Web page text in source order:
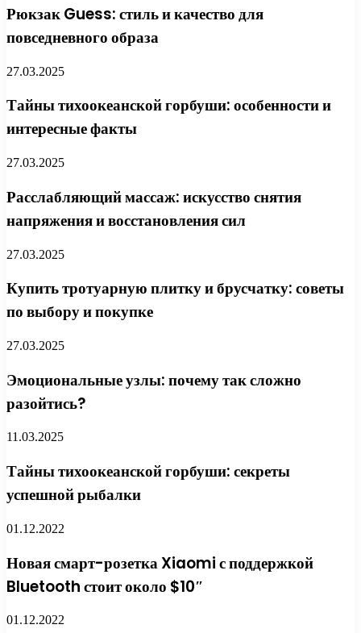
Рюкзак Guess: стиль и качество для
повседневного образа
27.03.2025
Тайны тихоокеанской горбуши: особенности и
интересные факты
27.03.2025
Расслабляющий массаж: искусство снятия
напряжения и восстановления сил
27.03.2025
Купить тротуарную плитку и брусчатку: советы
по выбору и покупке
27.03.2025
Эмоциональные узлы: почему так сложно
разойтись?
11.03.2025
Тайны тихоокеанской горбуши: секреты
успешной рыбалки
01.12.2022
Новая смарт-розетка Xiaomi с поддержкой
Bluetooth стоит около $10″
01.12.2022